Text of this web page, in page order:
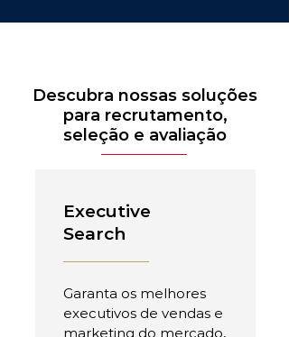
Descubra nossas soluções
para recrutamento,
seleção e avaliação
Executive
Search
Garanta os melhores
executivos de vendas e
marketing do mercado,